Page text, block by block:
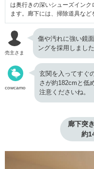
は奥行きの深いシューズイン
ます。廊下には、掃除道具など
売主さま
傷や汚れに強い鏡
ングを採用しました
cowcamo
玄関を入ってすぐ
さが約182cmと低
注意くださいね。
廊下突
約